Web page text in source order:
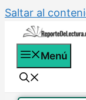
Saltar al
Menú